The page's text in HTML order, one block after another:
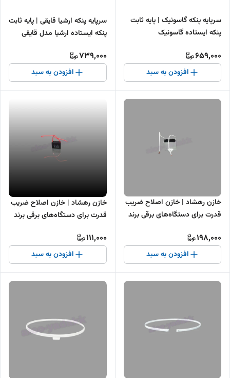
سرپایه پنکه گاسونیک | پایه ثابت
پنکه ایستاده گاسونیک
659,000
افزودن به سبد
سرپایه پنکه ارشیا قایقی | پایه ثابت
پنکه ایستاده ارشیا مدل قایقی
739,000
افزودن به سبد
خازن رهشاد | خازن اصلاح ضریب
قدرت برای دستگاه‌های برقی برند
198,000
افزودن به سبد
خازن رهشاد | خازن اصلاح ضریب
قدرت برای دستگاه‌های برقی برند
111,000
افزودن به سبد